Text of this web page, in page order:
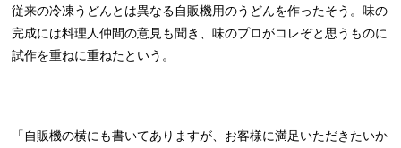
従来の冷凍うどんとは異なる自販機用のうどんを作ったそう。味の
完成には料理人仲間の意見も聞き、味のプロがコレぞと思うものに
試作を重ねに重ねたという。
「自販機の横にも書いてありますが、お客様に満足いただきたいか